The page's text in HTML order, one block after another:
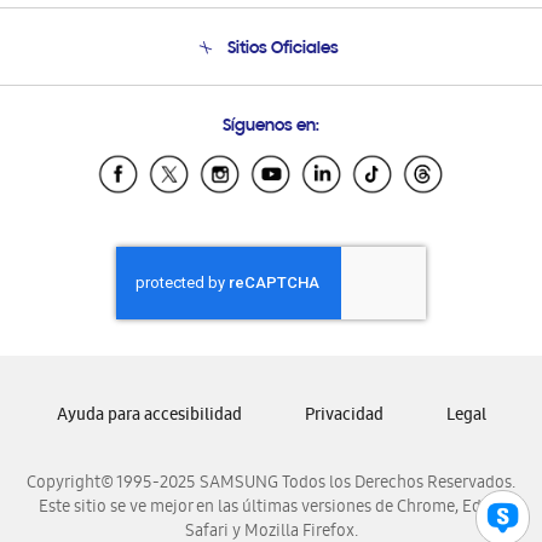
Condiciones de Compra
Soporte vía eMail
Sitios Oficiales
Samsung Ecuador
Samsung El Salvador
Samsung Honduras
Samsung Nicaragua
Samsung Panamá
Samsung Venezuela
Síguenos en:
Copyright© 1995-2025 SAMSUNG Todos los Derechos Reservados.
Este sitio se ve mejor en las últimas versiones de Chrome, Edge,
Safari y Mozilla Firefox.
Ayuda para accesibilidad Privacidad Legal